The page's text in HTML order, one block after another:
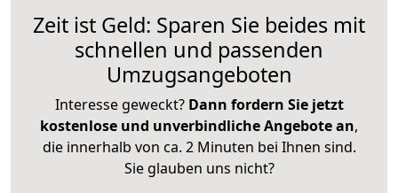
Zeit ist Geld: Sparen Sie beides mit
schnellen und passenden
Umzugsangeboten
Interesse geweckt? Dann fordern Sie jetzt
kostenlose und unverbindliche Angebote an,
die innerhalb von ca. 2 Minuten bei Ihnen sind.
Sie glauben uns nicht?